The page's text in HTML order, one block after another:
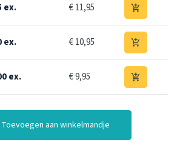
ex. € 11,95 add_shopping_cart
ex. € 10,95 add_shopping_cart
ex. € 9,95 add_shopping_cart
Toevoegen aan winkelmandje